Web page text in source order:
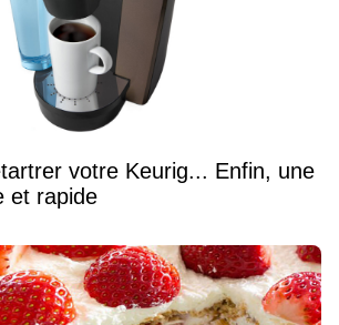
votre Keurig... Enfin, une
et rapide